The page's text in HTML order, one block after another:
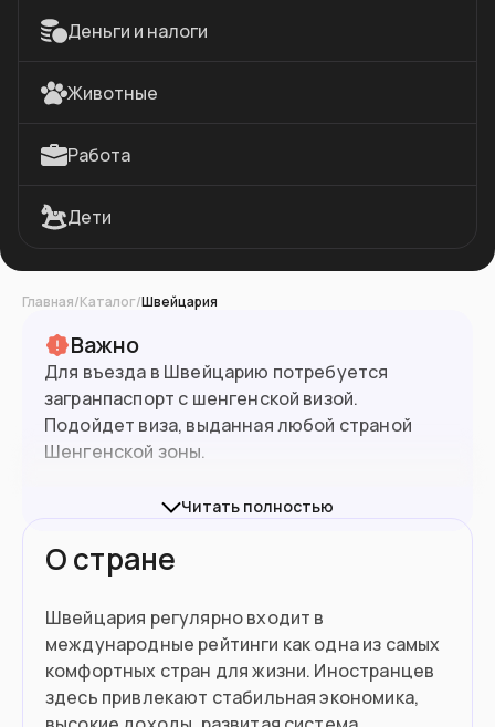
Деньги и налоги
Животные
Работа
Дети
Главная/Каталог/Швейцария
Важно
Для въезда в Швейцарию потребуется
загранпаспорт с шенгенской визой.
Подойдет виза, выданная любой страной
Шенгенской зоны.
Подробнее о получении визы на
Подойдет вам если
Вы высококвалифицированный
специалист
Хотите поступить в вуз
Читать полностью
О стране
Швейцария регулярно входит в
международные рейтинги как одна из самых
комфортных стран для жизни. Иностранцев
здесь привлекают стабильная экономика,